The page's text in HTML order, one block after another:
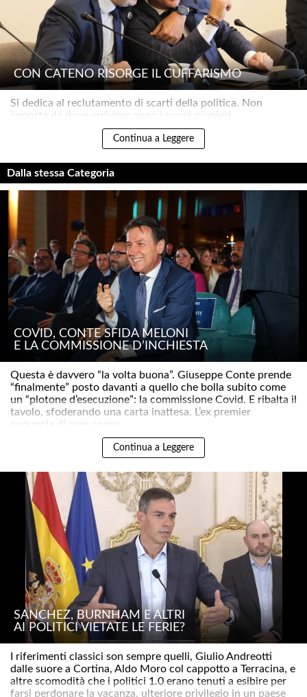
CON CATENO RISORGE IL CUFFARISMO
Si dedica al reclutamento di scarti della politica. Non
importa da dove arrivino: sono i nuovi pionieri..
Continua a Leggere
Dalla stessa Categoria
COVID, CONTE SFIDA MELONI
E LA COMMISSIONE D’INCHIESTA
Questa è davvero “la volta buona”. Giuseppe Conte prende
“finalmente” posto davanti a quello che bolla subito come
un “plotone d’esecuzione”: la commissione Covid. E ribalta il
tavolo, sfoderando una carta inattesa. L’ex premier
annuncia di aver conse..
Continua a Leggere
SÁNCHEZ, BURNHAM E ALTRI
AI POLITICI VIETATE LE FERIE?
I riferimenti classici son sempre quelli, Giulio Andreotti
dalle suore a Cortina, Aldo Moro col cappotto a Terracina, e
altre scomodità che i politici 1.0 erano tenuti a esibire per
farsi perdonare la vacanza, ulteriore privilegio in un paese